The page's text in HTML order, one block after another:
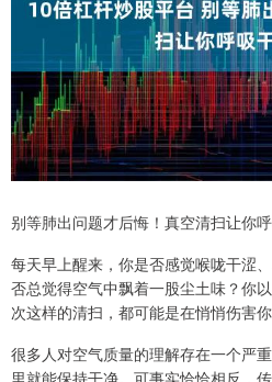
别等肺出问题才后悔！真空清扫让你
每天早上醒来，你是否感觉喉咙干涩
否总觉得空气中飘着一股尘土味？你
次这样的清扫，都可能是在悄悄伤害你
很多人对空气质量的理解存在一个严